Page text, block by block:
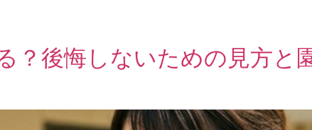
？後悔しないための見方と